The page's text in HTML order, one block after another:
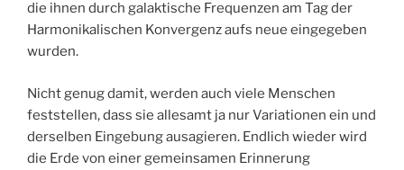
die ihnen durch galaktische Frequenzen am Tag der
Harmonikalischen Konvergenz aufs neue eingegeben
wurden.
Nicht genug damit, werden auch viele Menschen
feststellen, dass sie allesamt ja nur Variationen ein und
derselben Eingebung ausagieren. Endlich wieder wird
die Erde von einer gemeinsamen Erinnerung